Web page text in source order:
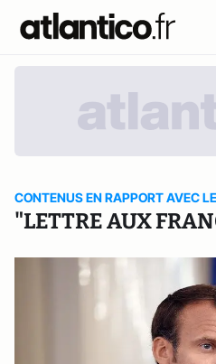
CONTENUS EN RAPPORT AVEC
"LETTRE AUX